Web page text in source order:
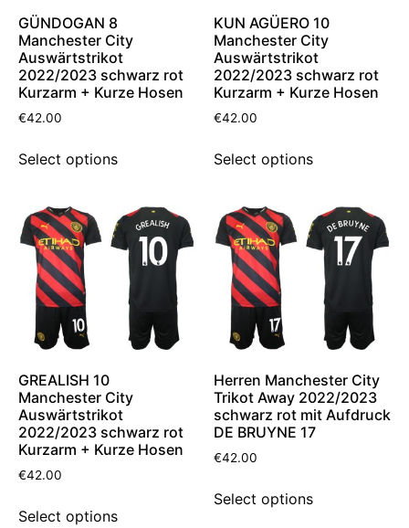
GÜNDOGAN 8
Manchester City
Auswärtstrikot
2022/2023 schwarz rot
Kurzarm + Kurze Hosen
€42.00
Select options
KUN AGÜERO 10
Manchester City
Auswärtstrikot
2022/2023 schwarz rot
Kurzarm + Kurze Hosen
€42.00
Select options
GREALISH 10
Manchester City
Auswärtstrikot
2022/2023 schwarz rot
Kurzarm + Kurze Hosen
€42.00
Select options
Herren Manchester City
Trikot Away 2022/2023
schwarz rot mit Aufdruck
DE BRUYNE 17
€42.00
Select options